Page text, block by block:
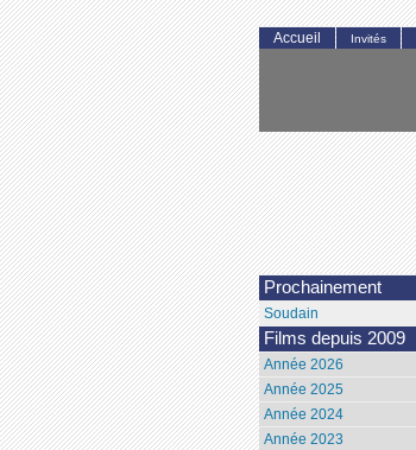
Accueil Invités
Prochainement
Soudain
Films depuis 2009
Année 2026
Année 2025
Année 2024
Année 2023